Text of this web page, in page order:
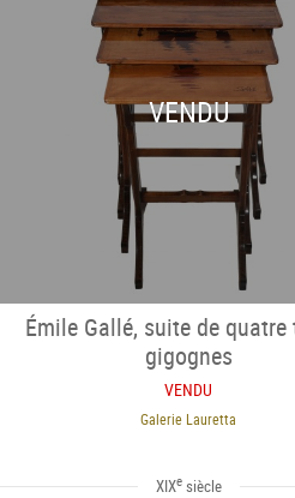
VENDU
Émile Gallé, suite de quatre
gigognes
VENDU
Galerie Lauretta
XIXesiècle